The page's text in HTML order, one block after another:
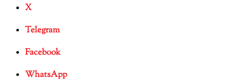
X
Telegram
Facebook
WhatsApp